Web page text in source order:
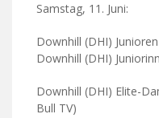
Samstag, 11. Juni:
Downhill (DHI)
Downhill (DHI)
Downhill (DHI) Elite-
Bull TV)